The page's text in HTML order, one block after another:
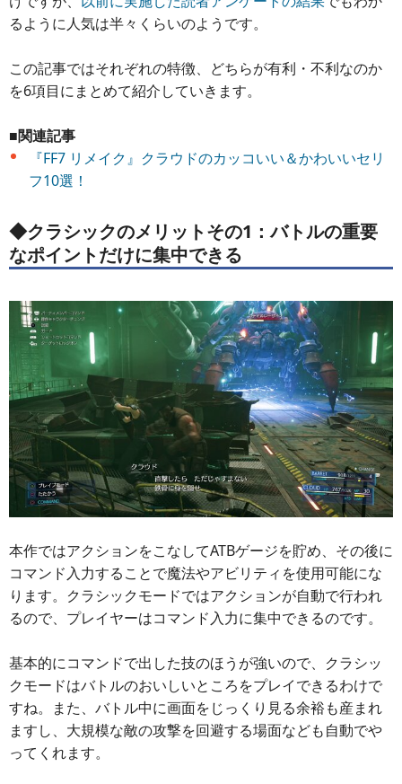
るように人気は半々くらいのようです。
この記事ではそれぞれの特徴、どちらが有利・不利なのか
を6項目にまとめて紹介していきます。
■関連記事
『FF7 リメイク』クラウドのカッコいい＆かわいいセリ
フ10選！
◆クラシックのメリットその1：バトルの重要
なポイントだけに集中できる
本作ではアクションをこなしてATBゲージを貯め、その後に
コマンド入力することで魔法やアビリティを使用可能にな
ります。クラシックモードではアクションが自動で行われ
るので、プレイヤーはコマンド入力に集中できるのです。
基本的にコマンドで出した技のほうが強いので、クラシッ
クモードはバトルのおいしいところをプレイできるわけで
すね。また、バトル中に画面をじっくり見る余裕も産まれ
ますし、大規模な敵の攻撃を回避する場面なども自動でや
ってくれます。